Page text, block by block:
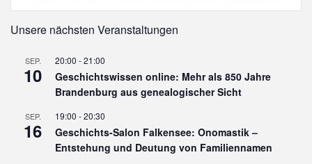
Unsere nächsten Veranstaltungen
SEP.
10
20:00 -21:00
Geschichtswissen online: Mehr als 850 Jahre
Brandenburg aus genealogischer Sicht
SEP.
16
19:00 -20:30
Geschichts-Salon Falkensee: Onomastik –
Entstehung und Deutung von Familiennamen